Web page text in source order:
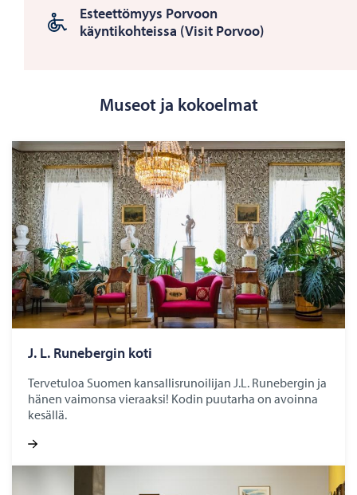
Esteettömyys Porvoon
käyntikohteissa (Visit Porvoo)
Museot ja kokoelmat
J. L. Ru­ne­ber­gin koti
Tervetuloa Suomen kansallisrunoilijan J.L. Runebergin ja
hänen vaimonsa vieraaksi! Kodin puutarha on avoinna
kesällä.